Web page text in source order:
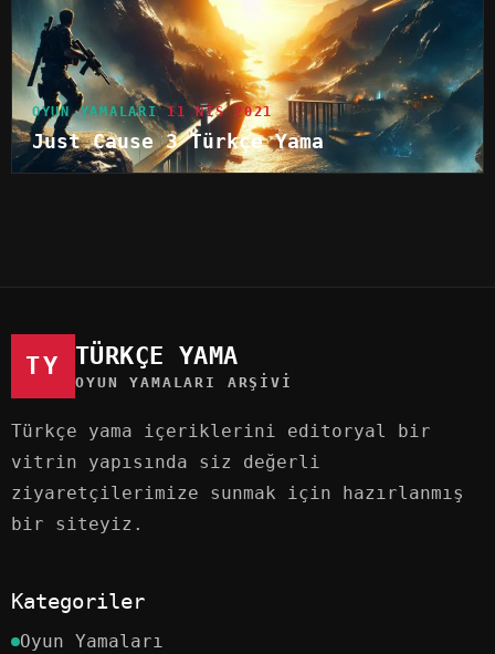
OYUN YAMALARI 11 NIS 2021
Just Cause 3 Türkçe Yama
TY TÜRKÇE YAMA
OYUN YAMALARI ARŞIVI
Türkçe yama içeriklerini editoryal bir
vitrin yapısında siz değerli
ziyaretçilerimize sunmak için hazırlanmış
bir siteyiz.
Kategoriler
Oyun Yamaları